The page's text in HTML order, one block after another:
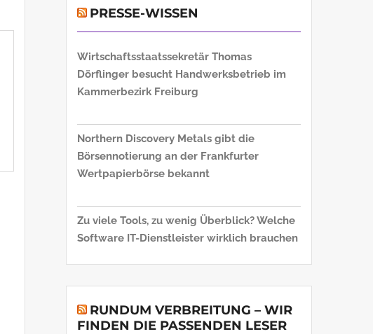
PRESSE-WISSEN
Wirtschaftsstaatssekretär Thomas
Dörflinger besucht Handwerksbetrieb im
Kammerbezirk Freiburg
Northern Discovery Metals gibt die
Börsennotierung an der Frankfurter
Wertpapierbörse bekannt
Zu viele Tools, zu wenig Überblick? Welche
Software IT-Dienstleister wirklich brauchen
RUNDUM VERBREITUNG – WIR
FINDEN DIE PASSENDEN LESER